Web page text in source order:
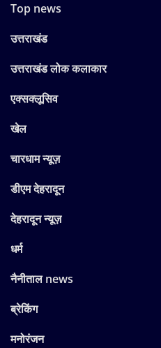
Top news
उत्तराखंड
उत्तराखंड लोक कलाकार
एक्सक्लूसिव
खेल
चारधाम न्यूज़
डीएम देहरादून
देहरादून न्यूज़
धर्म
नैनीताल news
ब्रेकिंग
मनोरंजन